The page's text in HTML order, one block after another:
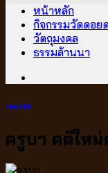
หน้าหลัก
กิจกรรมวัดดอย
วัตถุมงคล
ธรรมล้านนา
record
ครูบา คติให